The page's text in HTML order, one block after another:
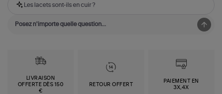
Les lacets sont-ils en cuir ?
LIVRAISON
OFFERTE DÈS 150
€
RETOUR OFFERT
PAIEMENT EN
3X,4X